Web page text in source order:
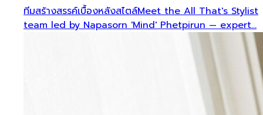
ทีมสร้างสรรค์เบื้องหลังสไตล์Meet the All That's Stylist
team led by Napasorn 'Mind' Phetpirun — expert…